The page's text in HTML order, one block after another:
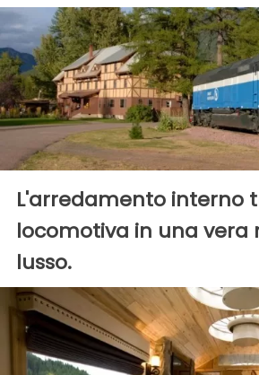
L'arredamento interno
locomotiva in una vera
lusso.